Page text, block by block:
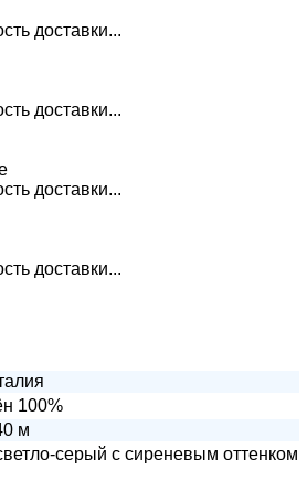
доставки...
доставки...
доставки...
доставки...
100%
м
серый с сиреневым оттенком